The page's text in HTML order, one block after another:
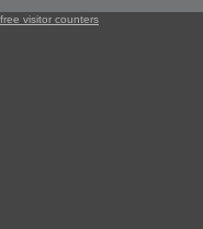
free visitor counters